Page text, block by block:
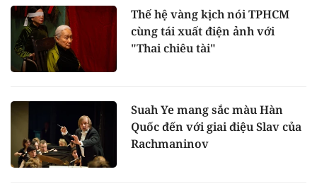
Thế hệ vàng kịch nói TPHCM
cùng tái xuất điện ảnh với
"Thai chiêu tài"
Suah Ye mang sắc màu Hàn
Quốc đến với giai điệu Slav của
Rachmaninov